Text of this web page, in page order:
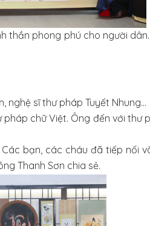
thần phong phú cho người
nghệ sĩ thư pháp Tuyết Nhung...
chữ Việt. Ông đến với thư
bạn, các cháu đã tiếp nối
Thanh Sơn chia sẻ.